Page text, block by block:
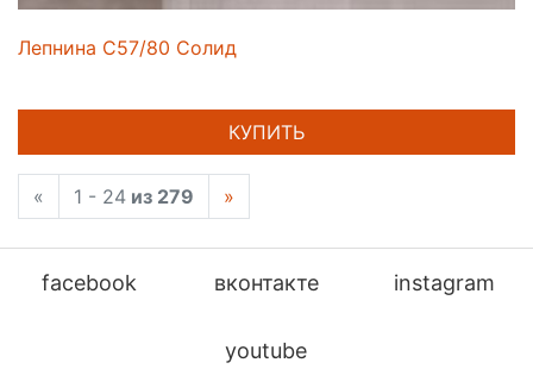
Лепнина C57/80 Солид
КУПИТЬ
« 1 - 24 из 279 »
facebook вконтакте instagram
youtube